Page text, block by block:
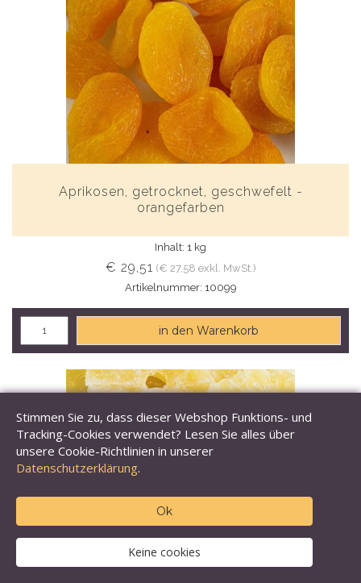
Aprikosen, getrocknet, geschwefelt -
orangefarben
Inhalt: 1 kg
€ 29,51 (€ 27,58 exkl. MwSt.)
Artikelnummer: 10099
in den Warenkorb
Stimmen Sie zu, dass dieser Webshop Funktions- und
Tracking-Cookies verwendet? Lesen Sie alles über
unsere Cookie-Richtlinien in unserer
Datenschutzerklärung.
Ok
Keine cookies